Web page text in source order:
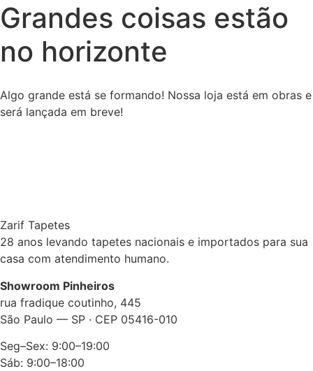
Grandes coisas estão
no horizonte
Algo grande está se formando! Nossa loja está em obras e
será lançada em breve!
Zarif Tapetes
28 anos levando tapetes nacionais e importados para sua
casa com atendimento humano.
Showroom Pinheiros
rua fradique coutinho, 445
São Paulo — SP · CEP 05416-010
Seg–Sex: 9:00–19:00
Sáb: 9:00–18:00